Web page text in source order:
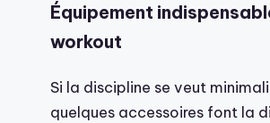
Équipement
workout
Si la discipline se veut
quelques accessoires font la